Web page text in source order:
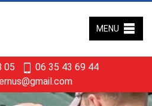
05
06 35 43 69 44
MENU